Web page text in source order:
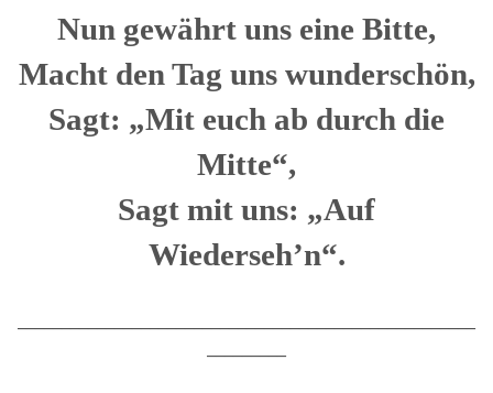
Nun gewährt uns eine Bitte,
Macht den Tag uns wunderschön,
Sagt: „Mit euch ab durch die
Mitte“,
Sagt mit uns: „Auf
Wiederseh’n“.